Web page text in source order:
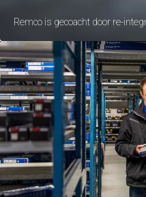
Remco is gecoacht door re-